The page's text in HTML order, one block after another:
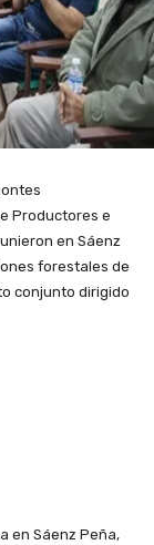
Productores e
en Sáenz
forestales de
conjunto dirigido
en Sáenz Peña,